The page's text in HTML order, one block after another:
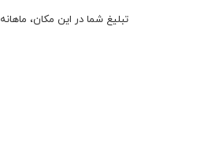
تبلیغ شما در این مکان، ماهانه 149 هزار تومان